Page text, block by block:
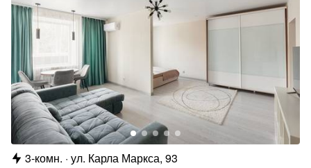
3-комн. ул. Карла Маркса, 93